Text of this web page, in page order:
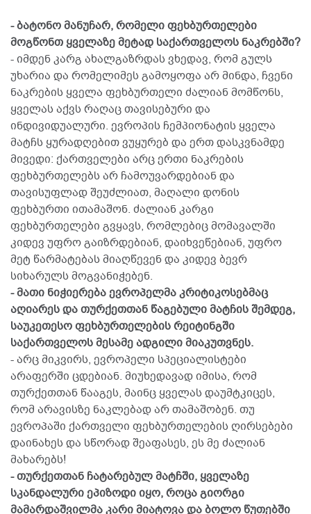
- ბატონო მანუჩარ, რომელი ფეხბურთელები
მოგწონთ ყველაზე მეტად საქართველოს ნაკრებში?
- იმდენ კარგ ახალგაზრდას ვხედავ, რომ გულს
უხარია და რომელიმეს გამოყოფა არ მინდა, ჩვენი
ნაკრების ყველა ფეხბურთელი ძალიან მომწონს,
ყველას აქვს რაღაც თავისებური და
ინდივიდუალური. ევროპის ჩემპიონატის ყველა
მატჩს ყურადღებით ვუყურებ და ერთ დასკვნამდე
მივედი: ქართველები არც ერთი ნაკრების
ფეხბურთელებს არ ჩამოუვარდებიან და
თავისუფლად შეუძლიათ, მაღალი დონის
ფეხბურთი ითამაშონ. ძალიან კარგი
ფეხბურთელები გვყავს, რომლებიც მომავალში
კიდევ უფრო გაიზრდებიან, დაიხვეწებიან, უფრო
მეტ წარმატებას მიაღწევენ და კიდევ ბევრ
სიხარულს მოგვანიჭებენ.
- მათი ნიჭიერება ევროპელმა კრიტიკოსებმაც
აღიარეს და თურქეთთან წაგებული მატჩის შემდეგ,
საუკეთესო ფეხბურთელების რეიტინგში
საქართველოს მესამე ადგილი მიაკუთვნეს.
- არც მიკვირს, ევროპელი სპეციალისტები
არაფერში ცდებიან. მიუხედავად იმისა, რომ
თურქეთთან წააგეს, მაინც ყველას დაუმტკიცეს,
რომ არავისზე ნაკლებად არ თამაშობენ. თუ
ევროპაში ქართველი ფეხბურთელების ღირსებები
დაინახეს და სწორად შეაფასეს, ეს მე ძალიან
მახარებს!
- თურქეთთან ჩატარებულ მატჩში, ყველაზე
სკანდალური ეპიზოდი იყო, როცა გიორგი
მამარდაშვილმა კარი მიატოვა და ბოლო წუთებში